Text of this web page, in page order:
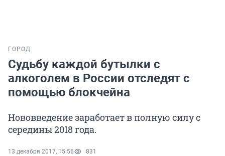
ГОРОД
Судьбу каждой бутылки с
алкоголем в России отследят с
помощью блокчейна
Нововведение заработает в полную силу с
середины 2018 года.
13 декабря 2017, 15:56 831